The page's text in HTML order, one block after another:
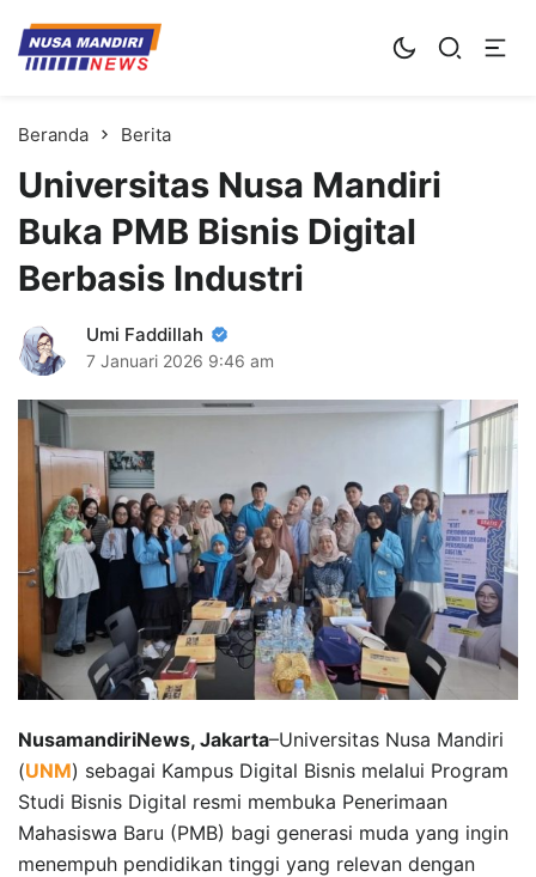
Kampus Digital Bisnis
Universitas Nusa Mandiri
Beranda Berita
Universitas Nusa Mandiri
Buka PMB Bisnis Digital
Berbasis Industri
Umi Faddillah
7 Januari 2026 9:46 am
NusamandiriNews, Jakarta–Universitas Nusa Mandiri
(UNM) sebagai Kampus Digital Bisnis melalui Program
Studi Bisnis Digital resmi membuka Penerimaan
Mahasiswa Baru (PMB) bagi generasi muda yang ingin
menempuh pendidikan tinggi yang relevan dengan